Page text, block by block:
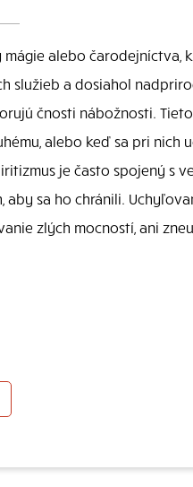
alebo čarodejníctva,
služieb a dosiahol
čnosti nábožnosti.
alebo keď sa pri nich
je často spojený s
aby sa ho chránili.
zlých mocností, ani